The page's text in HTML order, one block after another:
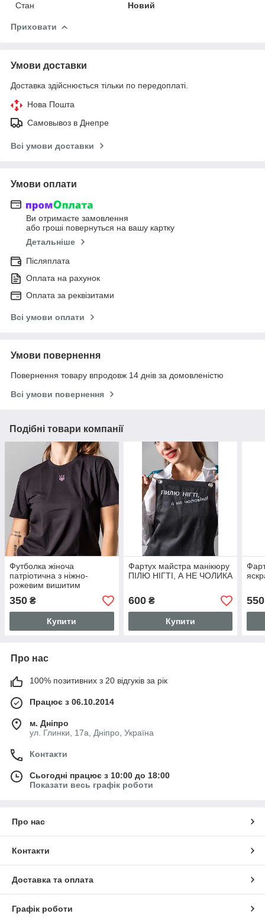
Стан
Новий
Приховати
Умови доставки
Доставка здійснюється тільки по передоплаті.
Нова Пошта
Самовывоз в Днепре
Всі умови доставки
Умови оплати
Ви отримаєте замовлення
або гроші повернуться на вашу картку
Детальніше
Післяплата
Оплата на рахунок
Оплата за реквізитами
Всі умови оплати
Умови повернення
Повернення товару впродовж 14 днів за домовленістю
Всі умови повернення
Подібні товари компанії
Футболка жіноча
патріотична з ніжно-
рожевим вишитим
350 ₴
Купити
Фартух майстра манікюру
ПІЛЮ НІГТІ, А НЕ ЧОЛИКА
600₴
Купити
550
Про нас
100% позитивних з 20 відгуків за рік
Працює з 06.10.2014
м. Дніпро
ул. Глинки, 17а, Дніпро, Україна
Контакти
Сьогодні працює з 10:00 до 18:00
Показати весь графік роботи
Про нас
Контакти
Доставка та оплата
Графік роботи